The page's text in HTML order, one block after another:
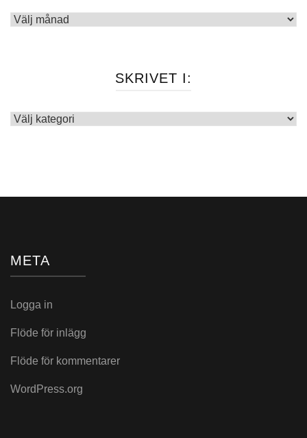
Arkiv
SKRIVET I:
Skrivet
META
Logga in
Flöde för inlägg
Flöde för kommentarer
WordPress.org